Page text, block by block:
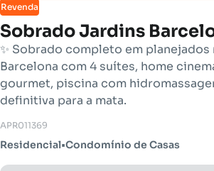
Revenda
Sobrado Jardins
✨ Sobrado completo em planejados
Barcelona com 4 suítes, home
gourmet, piscina com
definitiva para a mata.
APR011369
Residencial•Condomínio de Casas